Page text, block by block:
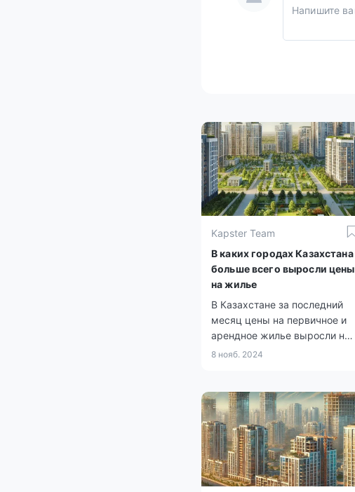
Kapster Team
В каких городах Казахстана
больше всего выросли цены
на жилье
В Казахстане за последний
месяц цены на первичное и
арендное жилье выросли на
0,6%, тогда как стоимость
8 нояб. 2024